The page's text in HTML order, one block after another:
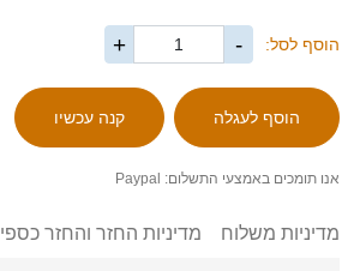
הוסף לסל: -
+
אנו תומכים באמצעי התשלום: Paypal
מדיניות משלוח מדיניות החזר והחזר כספי